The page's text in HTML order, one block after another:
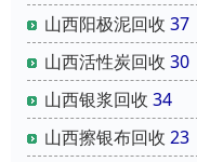
山西阳极泥回收 37
山西活性炭回收 30
山西银浆回收 34
山西擦银布回收 23